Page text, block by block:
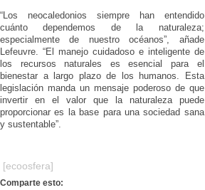
“Los neocaledonios siempre han entendido
cuánto dependemos de la naturaleza;
especialmente de nuestro océanos”, añade
Lefeuvre. “El manejo cuidadoso e inteligente de
los recursos naturales es esencial para el
bienestar a largo plazo de los humanos. Esta
legislación manda un mensaje poderoso de que
invertir en el valor que la naturaleza puede
proporcionar es la base para una sociedad sana
y sustentable”.
[ecoosfera]
Comparte esto: